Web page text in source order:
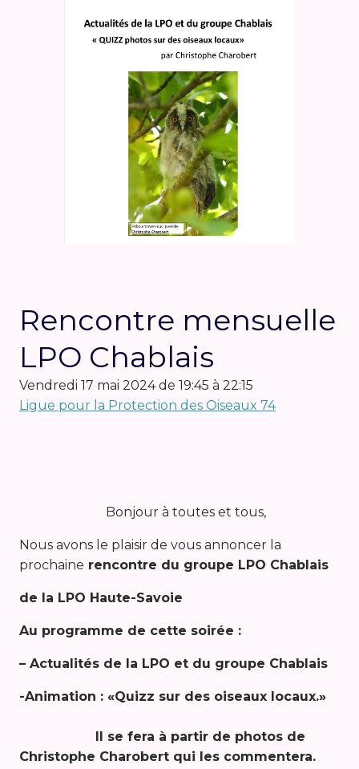
Rencontre mensuelle
LPO Chablais
vendredi 17 mai 2024 de 19:45 à 22:15
Ligue pour la Protection des Oiseaux 74
Bonjour à toutes et tous,
Nous avons le plaisir de vous annoncer la
prochaine rencontre du groupe LPO Chablais
de la LPO Haute-Savoie
Au programme de cette soirée :
– Actualités de la LPO et du groupe Chablais
-Animation : «Quizz sur des oiseaux locaux.»
Il se fera à partir de photos de
Christophe Charobert qui les commentera.